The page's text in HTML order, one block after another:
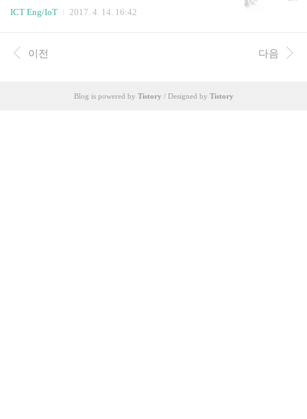
F 프로콜은 TCP, HTTP, MQTT, CoAP 으로 정의하
들 수 있다.) 두번째, GUI 기반으로 사용자 어댑터
를 ..
젝트(SAFER)를 진행하면서 사용했던 KT사의 개
방형 IoT플랫폼에 대해서 설명하고자 한다. 팀원들
을 직접 학습하고 비교해 본 결과 KT의 IoT플랫폼
을 선정했으며, IoTMakers의 메인페이지에 가보면
플랫폼에 대해서 몰랐던 사용자를 위한 자세한 설
ICT Eng/IoT 2017. 4. 14. 16:42
이전 다음
Blog is powered by Tistory / Designed by Tistory